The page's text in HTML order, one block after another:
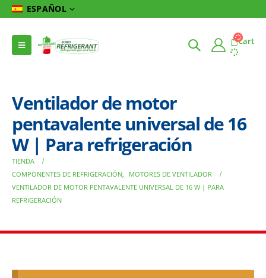
ESPAÑOL
Cart
Ventilador de motor
pentavalente universal de 16
W | Para refrigeración
TIENDA
COMPONENTES DE REFRIGERACIÓN,
MOTORES DE VENTILADOR
VENTILADOR DE MOTOR PENTAVALENTE UNIVERSAL DE 16 W | PARA
REFRIGERACIÓN